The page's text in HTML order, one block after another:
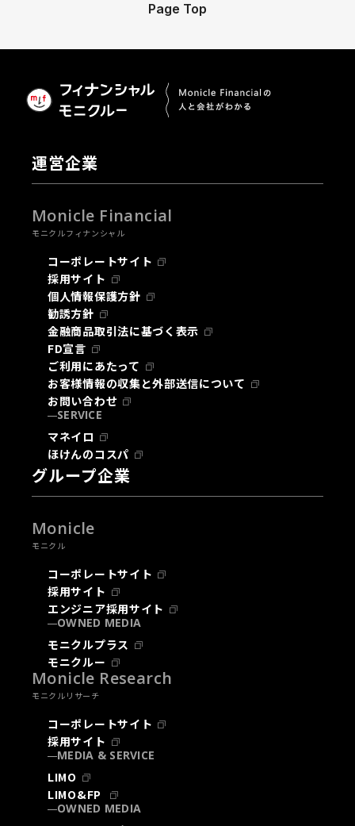
Page Top
運営企業
Monicle Financial
モニクルフィナンシャル
コーポレートサイト
採用サイト
個人情報保護方針
勧誘方針
金融商品取引法に基づく表示
FD宣言
ご利用にあたって
お客様情報の収集と外部送信について
お問い合わせ
SERVICE
マネイロ
ほけんのコスパ
グループ企業
Monicle
モニクル
コーポレートサイト
採用サイト
エンジニア採用サイト
OWNED MEDIA
モニクルプラス
モニクルー
Monicle Research
モニクルリサーチ
コーポレートサイト
採用サイト
MEDIA & SERVICE
LIMO
LIMO&FP
OWNED MEDIA